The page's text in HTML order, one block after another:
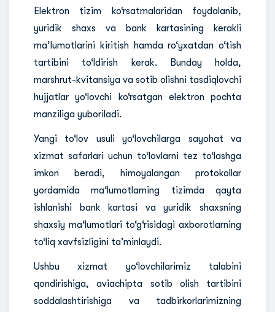
Elektron tizim ko‘rsatmalaridan foydalanib,
yuridik shaxs va bank kartasining kerakli
ma’lumotlarini kiritish hamda ro‘yxatdan o‘tish
tartibini to‘ldirish kerak. Bunday holda,
marshrut-kvitansiya va sotib olishni tasdiqlovchi
hujjatlar yo‘lovchi ko‘rsatgan elektron pochta
manziliga yuboriladi.
Yangi to‘lov usuli yo‘lovchilarga sayohat va
xizmat safarlari uchun to‘lovlarni tez to‘lashga
imkon beradi, himoyalangan protokollar
yordamida ma‘lumotlarning tizimda qayta
ishlanishi bank kartasi va yuridik shaxsning
shaxsiy ma‘lumotlari to‘g‘risidagi axborotlarning
to‘liq xavfsizligini ta’minlaydi.
Ushbu xizmat yo‘lovchilarimiz talabini
qondirishiga, aviachipta sotib olish tartibini
soddalashtirishiga va tadbirkorlarimizning